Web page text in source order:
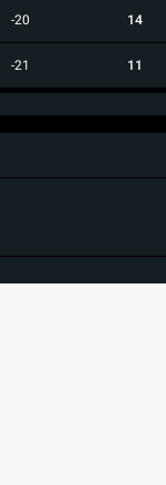
-20 14
-21 11